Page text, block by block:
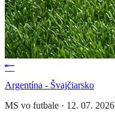
Argentína - Švajčiarsko
MS vo futbale · 12. 07. 2026